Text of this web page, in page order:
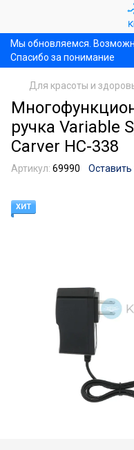
Мы обновляемся.
Спасибо за понимание
Для красоты и
ручка Variable
Carver HC-338
Артикул: 69990 Оставить
ХИТ